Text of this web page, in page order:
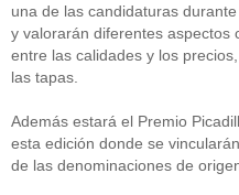
una de las candidaturas
y valorarán diferentes aspectos
entre las calidades y los
las tapas.
Además estará el Premio
esta edición donde se
de las denominaciones de